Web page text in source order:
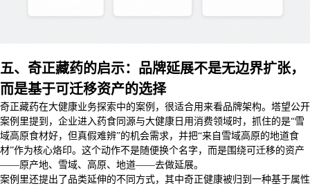
五、奇正藏药的启示：品牌延展不是无边界扩张，
而是基于可迁移资产的选择
奇正藏药在大健康业务探索中的案例，很适合用来看品牌架构。塔望公开
案例里提到，企业进入药食同源与大健康日用消费领域时，抓住的是“雪
域高原食材好，但真假难辨”的机会需求，并把“来自雪域高原的地道食
材”作为核心烙印。这个动作不是随便换个名字，而是围绕可迁移的资产
——原产地、雪域、高原、地道——去做延展。
案例里还提出了品类延伸的不同方式，其中奇正健康被归到一种基于属性